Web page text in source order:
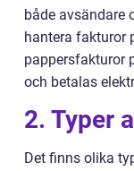
både avsändare
hantera fakturor
pappersfakturor
och betalas
2. Typer
Det finns olika